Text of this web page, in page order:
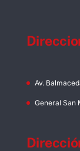
Av.
General San